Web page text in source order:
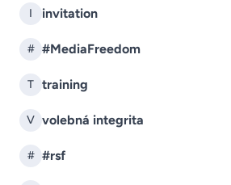
I invitation
# #MediaFreedom
T training
V volebná integrita
# #rsf